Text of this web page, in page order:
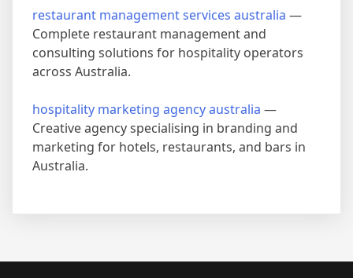
restaurant management services australia —
Complete restaurant management and
consulting solutions for hospitality operators
across Australia.
hospitality marketing agency australia —
Creative agency specialising in branding and
marketing for hotels, restaurants, and bars in
Australia.